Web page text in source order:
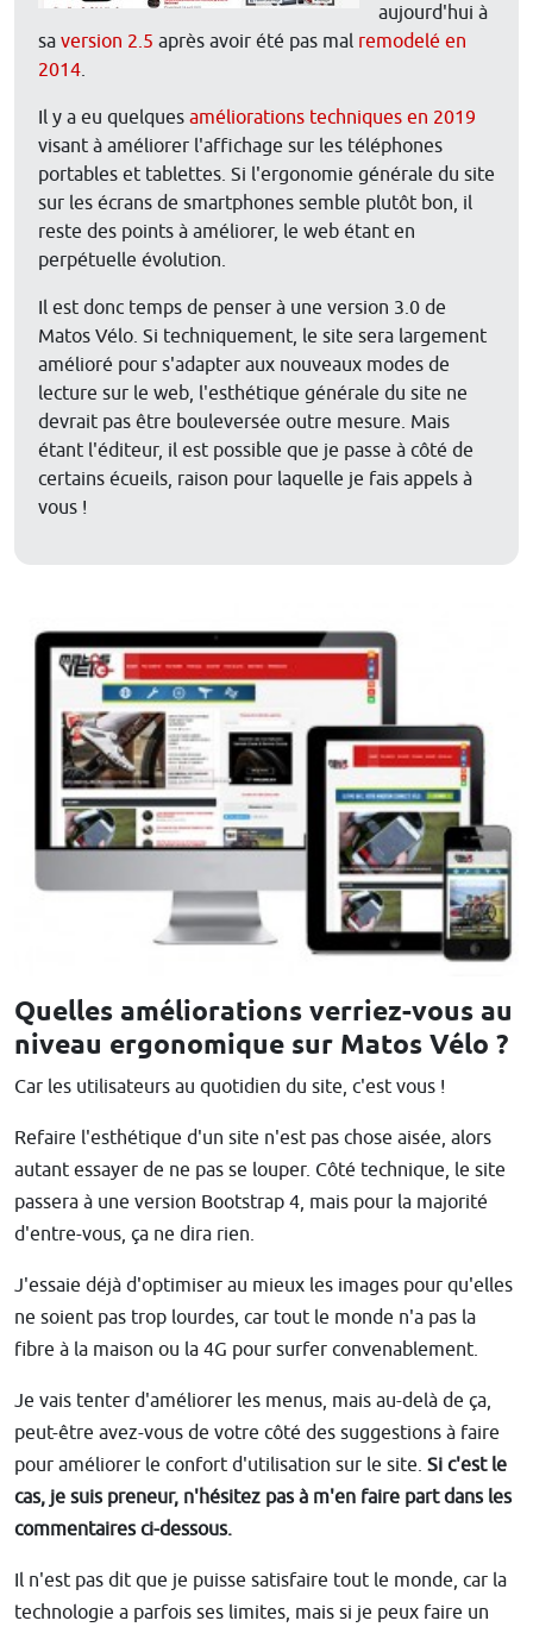
aujourd'hui à
sa version 2.5 après avoir été pas mal remodelé en
2014.
Il y a eu quelques améliorations techniques en 2019
visant à améliorer l'affichage sur les téléphones
portables et tablettes. Si l'ergonomie générale du site
sur les écrans de smartphones semble plutôt bon, il
reste des points à améliorer, le web étant en
perpétuelle évolution.
Il est donc temps de penser à une version 3.0 de
Matos Vélo. Si techniquement, le site sera largement
amélioré pour s'adapter aux nouveaux modes de
lecture sur le web, l'esthétique générale du site ne
devrait pas être bouleversée outre mesure. Mais
étant l'éditeur, il est possible que je passe à côté de
certains écueils, raison pour laquelle je fais appels à
vous !
Quelles améliorations verriez-vous au
niveau ergonomique sur Matos Vélo ?
Car les utilisateurs au quotidien du site, c'est vous !
Refaire l'esthétique d'un site n'est pas chose aisée, alors
autant essayer de ne pas se louper. Côté technique, le site
passera à une version Bootstrap 4, mais pour la majorité
d'entre-vous, ça ne dira rien.
J'essaie déjà d'optimiser au mieux les images pour qu'elles
ne soient pas trop lourdes, car tout le monde n'a pas la
fibre à la maison ou la 4G pour surfer convenablement.
Je vais tenter d'améliorer les menus, mais au-delà de ça,
peut-être avez-vous de votre côté des suggestions à faire
pour améliorer le confort d'utilisation sur le site. Si c'est le
cas, je suis preneur, n'hésitez pas à m'en faire part dans les
commentaires ci-dessous.
Il n'est pas dit que je puisse satisfaire tout le monde, car la
technologie a parfois ses limites, mais si je peux faire un